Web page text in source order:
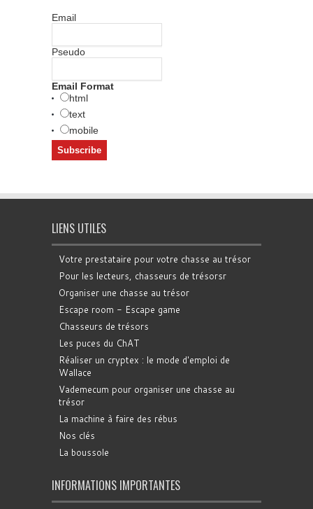
Email
Pseudo
Email Format
html
text
mobile
LIENS UTILES
Votre prestataire pour votre chasse au trésor
Pour les lecteurs, chasseurs de trésorsr
Organiser une chasse au trésor
Escape room - Escape game
Chasseurs de trésors
Les puces du ChAT
Réaliser un cryptex : le mode d'emploi de
Wallace
Vademecum pour organiser une chasse au
trésor
La machine à faire des rébus
Nos clés
La boussole
INFORMATIONS IMPORTANTES